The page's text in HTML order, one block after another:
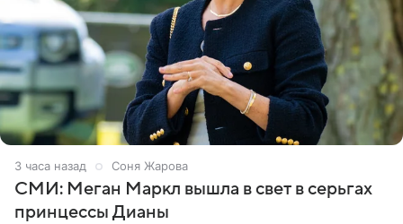
3 часа назад Соня Жарова
СМИ: Меган Маркл вышла в свет в серьгах
принцессы Дианы